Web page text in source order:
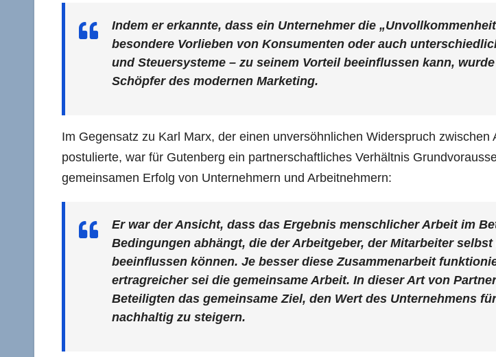
Indem er erkannte, dass ein Unternehmer die
besondere Vorlieben von Konsumenten oder auch
und Steuersysteme – zu seinem Vorteil beeinflussen kann,
Schöpfer des modernen Marketing.
Im Gegensatz zu Karl Marx, der einen unversöhnlichen Widerspruch zwischen
postulierte, war für Gutenberg ein partnerschaftliches Verhältnis
gemeinsamen Erfolg von Unternehmern und Arbeitnehmern:
Er war der Ansicht, dass das Ergebnis menschlicher Arbeit im
Bedingungen abhängt, die der Arbeitgeber, der Mitarbeiter
beeinflussen können. Je besser diese Zusammenarbeit
ertragreicher sei die gemeinsame Arbeit. In dieser Art von
Beteiligten das gemeinsame Ziel, den Wert des Unternehmens
nachhaltig zu steigern.